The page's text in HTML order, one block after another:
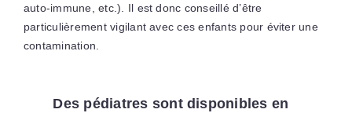
auto-immune, etc.). Il est donc conseillé d’être
particulièrement vigilant avec ces enfants pour éviter une
contamination.
Des pédiatres sont disponibles en